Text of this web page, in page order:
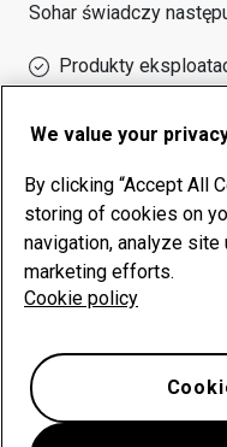
Sohar świadczy
Produkty
sprawności
A ONE
We value your
By clicking “Accept All
storing of cookies on
navigation, analyze
marketing efforts.
Cookie policy